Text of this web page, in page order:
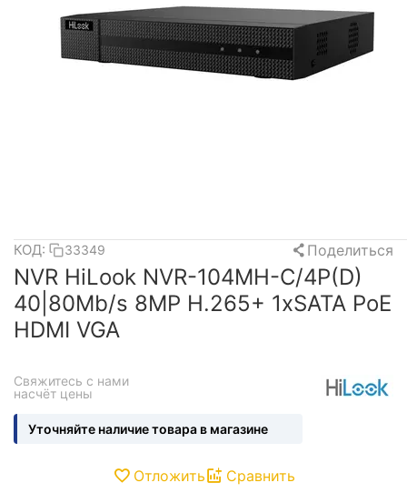
КОД: 33349 Поделиться
NVR HiLook NVR-104MH-C/4P(D)
40|80Mb/s 8MP H.265+ 1xSATA PoE
HDMI VGA
Свяжитесь с нами
насчёт цены
Уточняйте наличие товара в магазине
Отложить Сравнить